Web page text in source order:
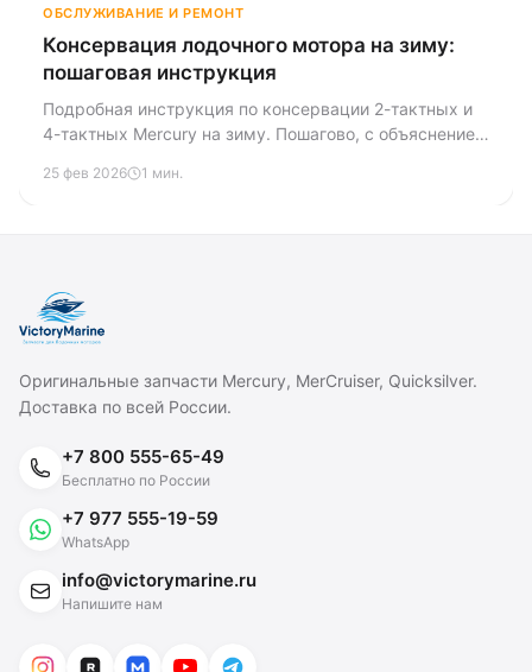
ОБСЛУЖИВАНИЕ И РЕМОНТ
Консервация лодочного мотора на зиму:
пошаговая инструкция
Подробная инструкция по консервации 2-тактных и
4-тактных Mercury на зиму. Пошагово, с объяснением
25 фев 2026 1 мин.
Оригинальные запчасти Mercury, MerCruiser, Quicksilver.
Доставка по всей России.
+7 800 555-65-49
Бесплатно по России
+7 977 555-19-59
WhatsApp
info@victorymarine.ru
Напишите нам